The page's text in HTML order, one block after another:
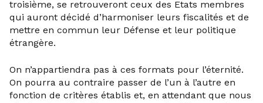
troisième, se retrouveront ceux des Etats membres
qui auront décidé d’harmoniser leurs fiscalités et de
mettre en commun leur Défense et leur politique
étrangère.
On n’appartiendra pas à ces formats pour l’éternité.
On pourra au contraire passer de l’un à l’autre en
fonction de critères établis et, en attendant que nous